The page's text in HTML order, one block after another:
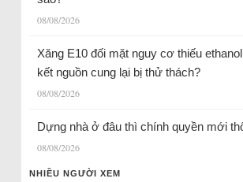
08/08/2026
Xăng E10 đối mặt nguy cơ thiếu
kết nguồn cung lại bị thử thách?
08/08/2026
Dựng nhà ở đâu thì chính quyền mới
08/08/2026
NHIỀU NGƯỜI XEM